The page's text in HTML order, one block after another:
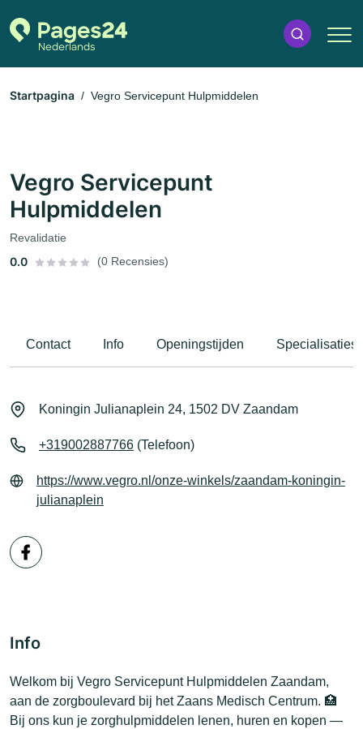
Startpagina Vegro Servicepunt Hulpmiddelen
Vegro Servicepunt
Hulpmiddelen
Revalidatie
0.0 (0 Recensies)
Contact Info Openingstijden Specialisaties
Koningin Julianaplein 24, 1502 DV Zaandam
+319002887766 (Telefoon)
https://www.vegro.nl/onze-winkels/zaandam-koningin-
julianaplein
Info
Welkom bij Vegro Servicepunt Hulpmiddelen Zaandam,
aan de zorgboulevard bij het Zaans Medisch Centrum. 🏥
Bij ons kun je zorghulpmiddelen lenen, huren en kopen —